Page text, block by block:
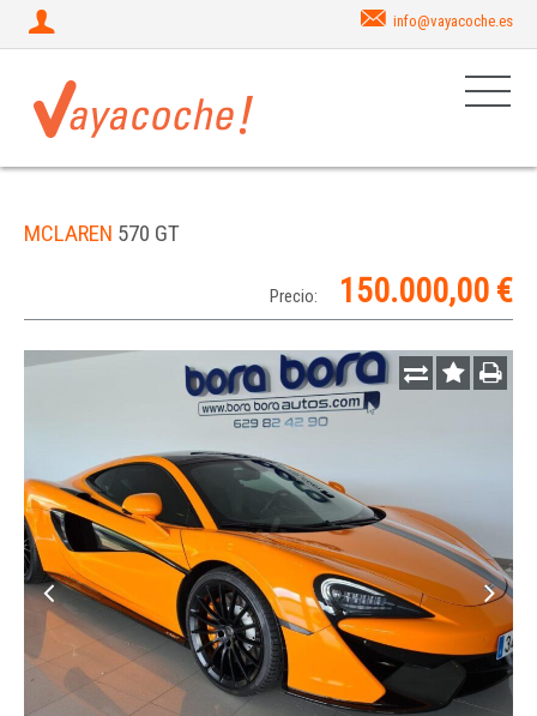
info@vayacoche.es
MCLAREN 570 GT
Precio: 150.000,00 €